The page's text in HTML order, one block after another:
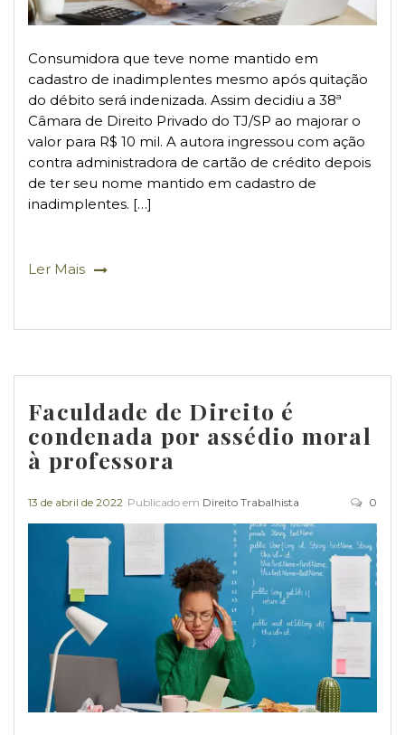
Consumidora que teve nome mantido em
cadastro de inadimplentes mesmo após quitação
do débito será indenizada. Assim decidiu a 38ª
Câmara de Direito Privado do TJ/SP ao majorar o
valor para R$ 10 mil. A autora ingressou com ação
contra administradora de cartão de crédito depois
de ter seu nome mantido em cadastro de
inadimplentes. […]
Ler Mais
Faculdade de Direito é
condenada por assédio moral
à professora
13 de abril de 2022 Publicado em Direito Trabalhista 0